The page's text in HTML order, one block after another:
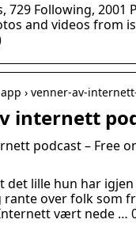
729 Following, 2001
and videos from
› venner-av-
internett
podcast – Free
det lille hun har
rante over folk som
vært nede …